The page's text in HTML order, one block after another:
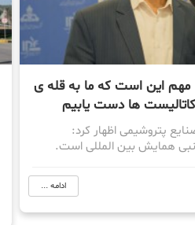
مهم این است که ما به قله ی
ها دست یابیم
پتروشیمی اظهار کرد:
ادامه ...